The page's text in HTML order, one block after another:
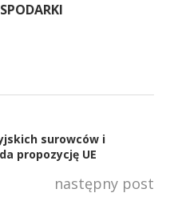
surowców i
propozycję UE
następny post